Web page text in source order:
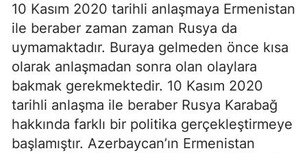
10 Kasım 2020 tarihli anlaşmaya Ermenistan
ile beraber zaman zaman Rusya da
uymamaktadır. Buraya gelmeden önce kısa
olarak anlaşmadan sonra olan olaylara
bakmak gerekmektedir. 10 Kasım 2020
tarihli anlaşma ile beraber Rusya Karabağ
hakkında farklı bir politika gerçekleştirmeye
başlamıştır. Azerbaycan’ın Ermenistan